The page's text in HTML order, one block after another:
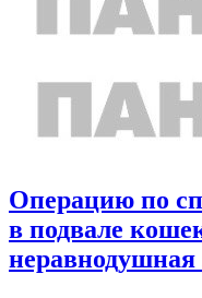
Операцию по
в подвале